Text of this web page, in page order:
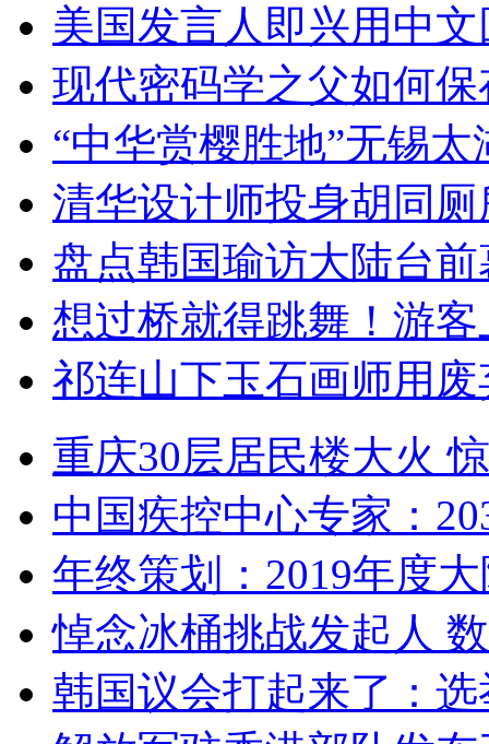
美国发言人即兴用中
现代密码学之父如何
“中华赏樱胜地”无锡
清华设计师投身胡同
盘点韩国瑜访大陆台
想过桥就得跳舞！游客
祁连山下玉石画师用
重庆30层居民楼大火
中国疾控中心专家：
年终策划：2019年度
悼念冰桶挑战发起人
韩国议会打起来了：